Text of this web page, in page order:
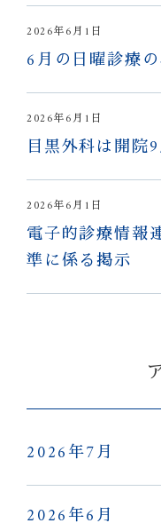
2026年6月1日
6月の日曜診療
2026年6月1日
目黒外科は開院
2026年6月1日
電子的診療情報
準に係る掲示
2026年7月
2026年6月